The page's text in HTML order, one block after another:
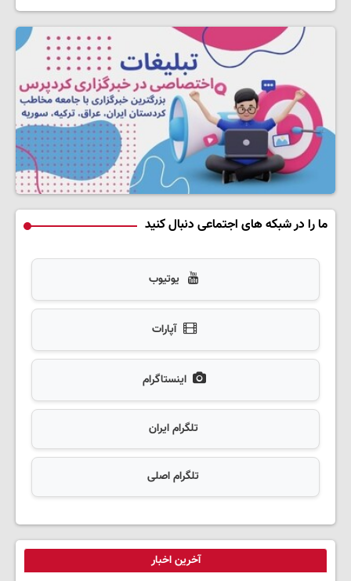
ما را در شبکه های اجتماعی دنبال کنید
یوتیوب
آپارات
اینستاگرام
تلگرام ایران
تلگرام اصلی
آخرین اخبار